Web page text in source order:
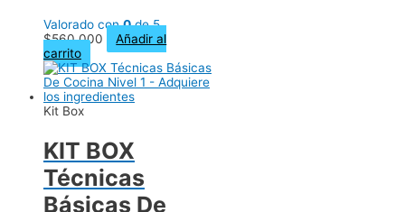
Valorado con0de 5
$560,000
Añadir al
carrito
Kit Box
KIT BOX
Técnicas
Básicas De